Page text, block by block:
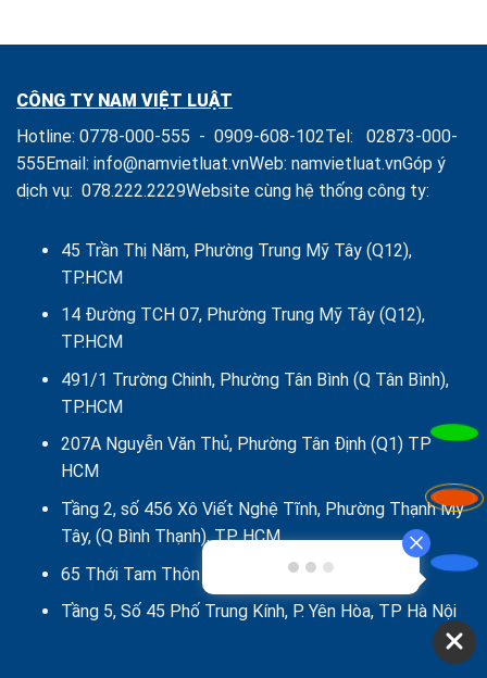
Doanh
quyền
Thành
viên,
Cổ
đông
là
CÔNG TY NAM VIỆT LUẬT
Hotline: 0778-000-555 - 0909-608-102Tel: 02873-000-
555Email: info@namvietluat.vnWeb: namvietluat.vnGóp ý
dịch vụ: 078.222.2229Website cùng hệ thống công ty:
45 Trần Thị Năm, Phường Trung Mỹ Tây (Q12),
TP.HCM
14 Đường TCH 07, Phường Trung Mỹ Tây (Q12),
TP.HCM
491/1 Trường Chinh, Phường Tân Bình (Q Tân Bình),
TP.HCM
207A Nguyễn Văn Thủ, Phường Tân Định (Q1) TP
HCM
Tầng 2, số 456 Xô Viết Nghệ Tĩnh, Phường Thạnh Mỹ
Tây, (Q Bình Thạnh), TP HCM
65 Thới Tam Thôn 17, Xã Đông Thạnh, TP.HCM
Tầng 5, Số 45 Phố Trung Kính, P. Yên Hòa, TP Hà Nội